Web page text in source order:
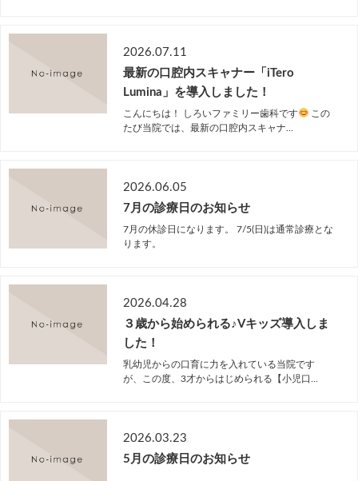
2026.07.11
最新の口腔内スキャナー「iTero
Lumina」を導入しました！
こんにちは！ しろいファミリー歯科です
この
たび当院では、最新の口腔内スキャナ...
2026.06.05
7月の診療日のお知らせ
7月の休診日になります。 7/5(日)は通常診療とな
ります。
2026.04.28
３歳から始められる♪Vキッズ導入しま
した！
乳幼児からの口育に力を入れている当院です
が、この度、3才からはじめられる【小児口...
2026.03.23
5月の診療日のお知らせ